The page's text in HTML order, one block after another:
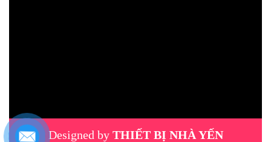
Designed by THIẾT BỊ NHÀ YẾN